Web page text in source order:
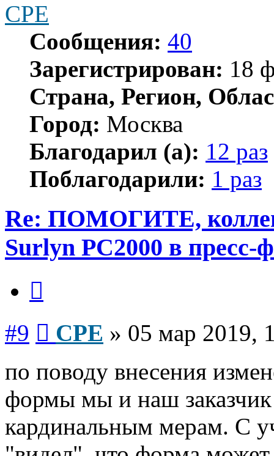
CPE
Сообщения: 40
Зарегистрирован: 18
Страна, Регион,
Город: Москва
Благодарил (а): 12 раз
Поблагодарили: 1 раз
Re: ПОМОГИТЕ,
Surlyn PC2000 в пресс-
#9 CPE » 05 мар 2019,
по поводу внесения
формы мы и наш заказчик
кардинальным мерам. С